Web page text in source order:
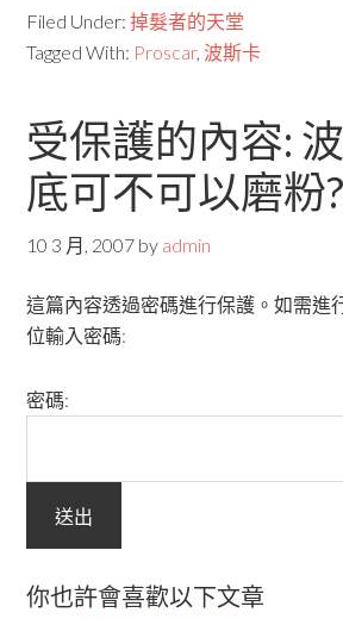
Filed Under:掉髮者的天堂
Tagged With: Proscar, 波斯卡
受保護的內容:
底可不可以磨粉
10 3 月, 2007 by admin
這篇內容透過密碼進行保護。如需進
位輸入密碼:
密碼:
你也許會喜歡以下文章